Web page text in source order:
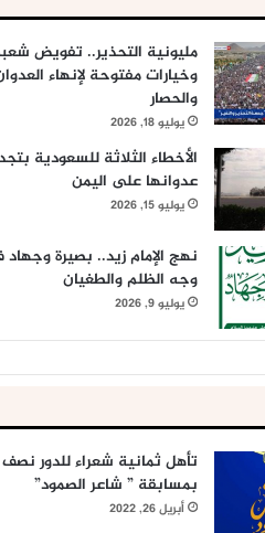
مليونية التحذير.. تفويض
وخيارات مفتوحة لإنهاء
والحصار
يوليو 18, 2026
الأخطاء الثلاثة للسعودية
عدوانها على اليمن
يوليو 15, 2026
نهج الإمام زيد.. بصيرة
وجه الظلم والطغيان
يوليو 9, 2026
تأهل ثمانية شعراء للدور
بمسابقة ” شاعر الصمود”
أبريل 26, 2022